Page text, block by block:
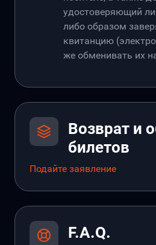
удостоверяющий
либо образом
квитанцию
же обменивать их
Возврат и
билетов
Подайте заявление
F.A.Q.